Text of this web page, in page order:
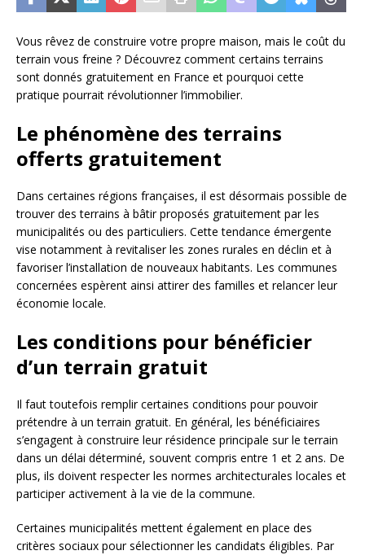
Vous rêvez de construire votre propre maison, mais le coût du
terrain vous freine ? Découvrez comment certains terrains
sont donnés gratuitement en France et pourquoi cette
pratique pourrait révolutionner l’immobilier.
Le phénomène des terrains
offerts gratuitement
Dans certaines régions françaises, il est désormais possible de
trouver des terrains à bâtir proposés gratuitement par les
municipalités ou des particuliers. Cette tendance émergente
vise notamment à revitaliser les zones rurales en déclin et à
favoriser l’installation de nouveaux habitants. Les communes
concernées espèrent ainsi attirer des familles et relancer leur
économie locale.
Les conditions pour bénéficier
d’un terrain gratuit
Il faut toutefois remplir certaines conditions pour pouvoir
prétendre à un terrain gratuit. En général, les bénéficiaires
s’engagent à construire leur résidence principale sur le terrain
dans un délai déterminé, souvent compris entre 1 et 2 ans. De
plus, ils doivent respecter les normes architecturales locales et
participer activement à la vie de la commune.
Certaines municipalités mettent également en place des
critères sociaux pour sélectionner les candidats éligibles. Par